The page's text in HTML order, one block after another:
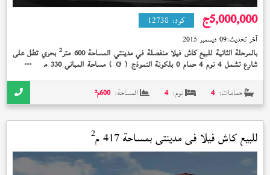
5,000,000ج كود: 12738
آخر تحديث:09 ديسمبر 2015
بالمرحلة الثانية للبيع كاش فيلا منفصلة في مدينتي المساحة 600 متر 2بحري تطل على
شارع تشمل 4 نوم 4 حمام 0 بلكونة النموذج ( G) مساحة المباني 330 متر تشطيب
حمامات: 4 نوم: 4 المساحة: 600م²
للبيع كاش فيلا فيمدينتيبمساحة 417 م 2